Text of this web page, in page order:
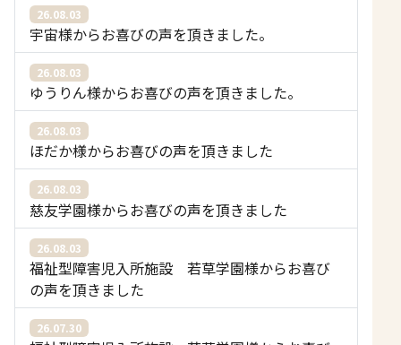
26.08.03
宇宙様からお喜びの声を頂きました。
26.08.03
ゆうりん様からお喜びの声を頂きました。
26.08.03
ほだか様からお喜びの声を頂きました
26.08.03
慈友学園様からお喜びの声を頂きました
26.08.03
福祉型障害児入所施設 若草学園様からお喜び
の声を頂きました
26.07.30